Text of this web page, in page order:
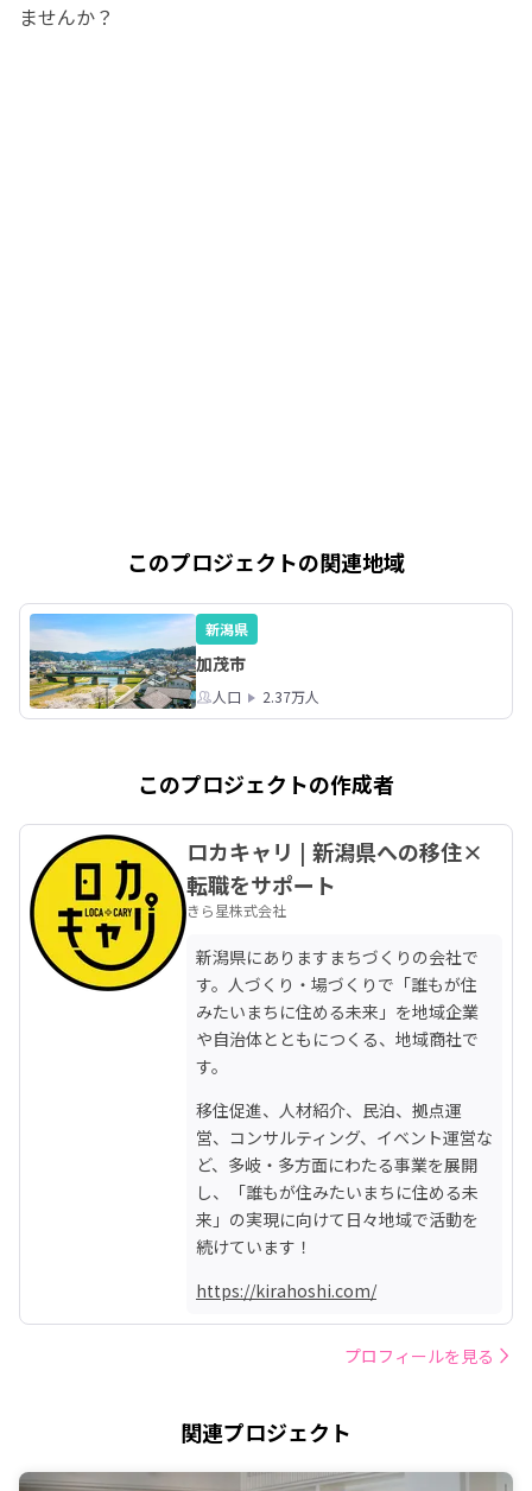
ませんか？
このプロジェクトの関連地域
新潟県
加茂市
人口 2.37万人
このプロジェクトの作成者
ロカキャリ | 新潟県への移住×
転職をサポート
きら星株式会社
新潟県にありますまちづくりの会社で
す。人づくり・場づくりで「誰もが住
みたいまちに住める未来」を地域企業
や自治体とともにつくる、地域商社で
す。
移住促進、人材紹介、民泊、拠点運
営、コンサルティング、イベント運営な
ど、多岐・多方面にわたる事業を展開
し、「誰もが住みたいまちに住める未
来」の実現に向けて日々地域で活動を
続けています！
https://kirahoshi.com/
プロフィールを見る
関連プロジェクト